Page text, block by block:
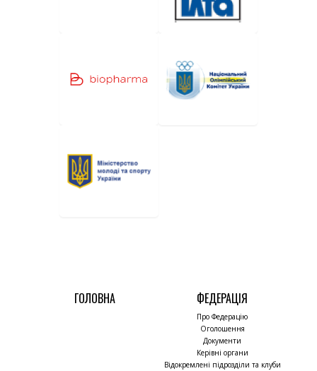
ГОЛОВНА ФЕДЕРАЦІЯ
Про Федерацію
Оголошення
Документи
Керівні органи
Відокремлені підрозділи та клуби